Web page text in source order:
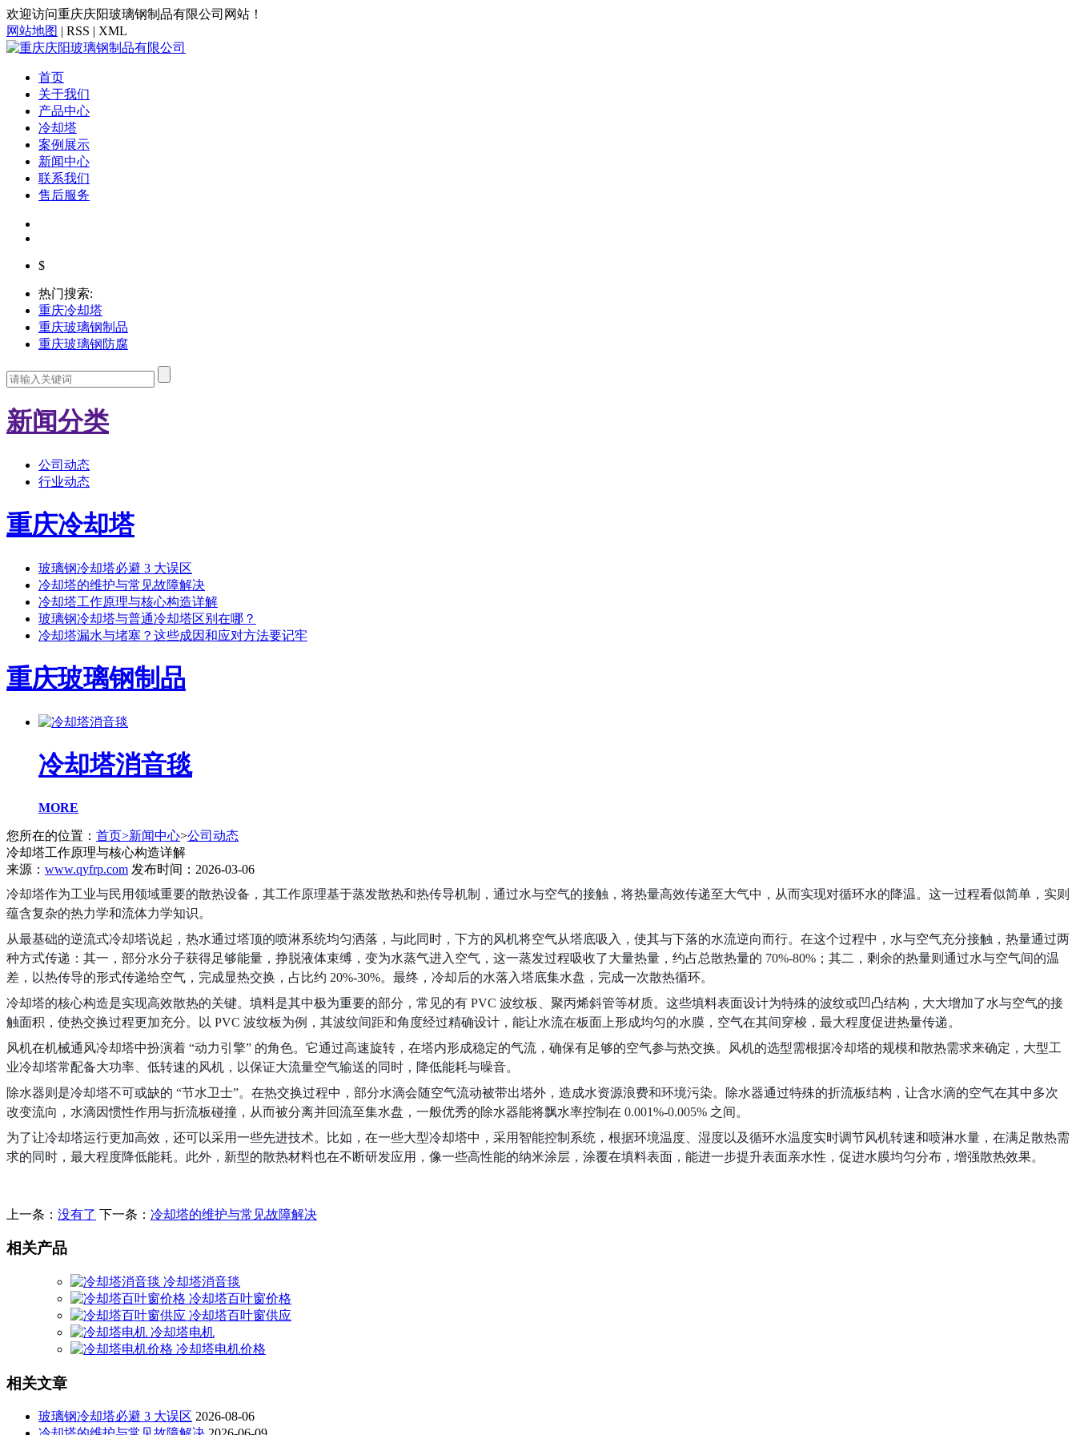
欢迎访问重庆庆阳玻璃钢制品有限公司网站！
网站地图 | RSS | XML
首页
关于我们
产品中心
冷却塔
案例展示
新闻中心
联系我们
售后服务
$
热门搜索:
重庆冷却塔
重庆玻璃钢制品
重庆玻璃钢防腐
新闻分类
公司动态
行业动态
重庆冷却塔
玻璃钢冷却塔必避 3 大误区
冷却塔的维护与常见故障解决
冷却塔工作原理与核心构造详解
玻璃钢冷却塔与普通冷却塔区别在哪？
冷却塔漏水与堵塞？这些成因和应对方法要记牢
重庆玻璃钢制品
冷却塔消音毯
MORE
您所在的位置： 首页>新闻中心>公司动态
冷却塔工作原理与核心构造详解
来源： www.qyfrp.com 发布时间：2026-03-06
冷却塔作为工业与民用领域重要的散热设备，其工作原理基于蒸发散热和热传导机制，通过水与空气的接触，将热量高效传递至大气中，从而实现对循环水的降温。这一过程看似简单，实则
蕴含复杂的热力学和流体力学知识。
从最基础的逆流式冷却塔说起，热水通过塔顶的喷淋系统均匀洒落，与此同时，下方的风机将空气从塔底吸入，使其与下落的水流逆向而行。在这个过程中，水与空气充分接触，热量通过两
种方式传递：其一，部分水分子获得足够能量，挣脱液体束缚，变为水蒸气进入空气，这一蒸发过程吸收了大量热量，约占总散热量的 70%-80%；其二，剩余的热量则通过水与空气间的温
差，以热传导的形式传递给空气，完成显热交换，占比约 20%-30%。最终，冷却后的水落入塔底集水盘，完成一次散热循环。
冷却塔的核心构造是实现高效散热的关键。填料是其中极为重要的部分，常见的有 PVC 波纹板、聚丙烯斜管等材质。这些填料表面设计为特殊的波纹或凹凸结构，大大增加了水与空气的接
触面积，使热交换过程更加充分。以 PVC 波纹板为例，其波纹间距和角度经过精确设计，能让水流在板面上形成均匀的水膜，空气在其间穿梭，最大程度促进热量传递。
风机在机械通风冷却塔中扮演着 “动力引擎” 的角色。它通过高速旋转，在塔内形成稳定的气流，确保有足够的空气参与热交换。风机的选型需根据冷却塔的规模和散热需求来确定，大型工
业冷却塔常配备大功率、低转速的风机，以保证大流量空气输送的同时，降低能耗与噪音。
除水器则是冷却塔不可或缺的 “节水卫士”。在热交换过程中，部分水滴会随空气流动被带出塔外，造成水资源浪费和环境污染。除水器通过特殊的折流板结构，让含水滴的空气在其中多次
改变流向，水滴因惯性作用与折流板碰撞，从而被分离并回流至集水盘，一般优秀的除水器能将飘水率控制在 0.001%-0.005% 之间。
为了让冷却塔运行更加高效，还可以采用一些先进技术。比如，在一些大型冷却塔中，采用智能控制系统，根据环境温度、湿度以及循环水温度实时调节风机转速和喷淋水量，在满足散热需
求的同时，最大程度降低能耗。此外，新型的散热材料也在不断研发应用，像一些高性能的纳米涂层，涂覆在填料表面，能进一步提升表面亲水性，促进水膜均匀分布，增强散热效果。
上一条： 没有了 下一条： 冷却塔的维护与常见故障解决
相关产品
冷却塔消音毯
冷却塔百叶窗价格
冷却塔百叶窗供应
冷却塔电机
冷却塔电机价格
相关文章
玻璃钢冷却塔必避 3 大误区 2026-08-06